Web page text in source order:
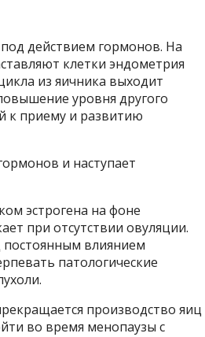
действием гормонов. На
клетки эндометрия
из яичника выходит
уровня другого
к приему и развитию
и наступает
эстрогена на фоне
при отсутствии овуляции.
влиянием
патологические
производство яиц
во время менопаузы с